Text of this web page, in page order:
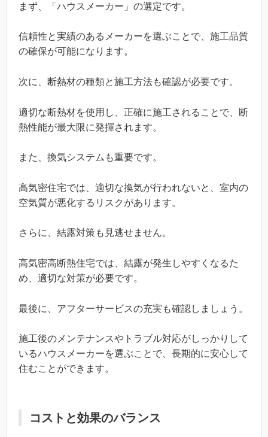
まず、「ハウスメーカー」の選定です。
信頼性と実績のあるメーカーを選ぶことで、施工品質
の確保が可能になります。
次に、断熱材の種類と施工方法も確認が必要です。
適切な断熱材を使用し、正確に施工されることで、断
熱性能が最大限に発揮されます。
また、換気システムも重要です。
高気密住宅では、適切な換気が行われないと、室内の
空気質が悪化するリスクがあります。
さらに、結露対策も見逃せません。
高気密高断熱住宅では、結露が発生しやすくなるた
め、適切な対策が必要です。
最後に、アフターサービスの充実も確認しましょう。
施工後のメンテナンスやトラブル対応がしっかりして
いるハウスメーカーを選ぶことで、長期的に安心して
住むことができます。
コストと効果のバランス